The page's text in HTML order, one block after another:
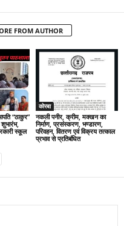
FROM AUTHOR
“ठाकुर”
स्कूल
कोरबा
नकली पनीर, क्रीम, मक्खन का
निर्माण, प्रसंस्करण, भण्डारण,
परिवहन, वितरण एवं विक्रय तत्काल
प्रभाव से प्रतिबंधित